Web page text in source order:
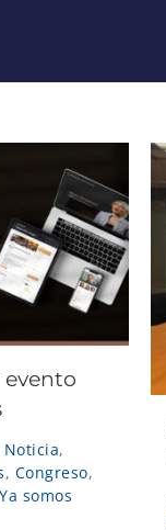
evento
Noticia,
, Congreso,
Ya somos